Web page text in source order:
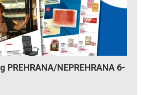
NEPREHRANA 6-